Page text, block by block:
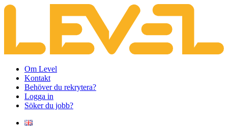
Om Level
Kontakt
Behöver du rekrytera?
Logga in
Söker du jobb?